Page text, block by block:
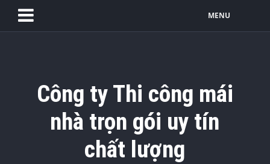
MENU
Công ty Thi công mái
nhà trọn gói uy tín
chất lượng